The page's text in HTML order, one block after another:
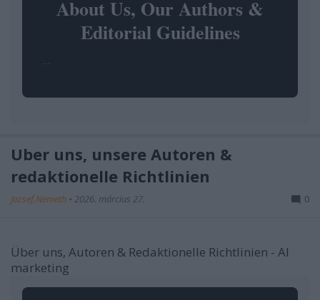
About Us, Our Authors &
Editorial Guidelines
Über uns, unsere Autoren &
redaktionelle Richtlinien
Jozsef.Nemeth • 2026. március 27. 0
Über uns, Autoren & Redaktionelle Richtlinien - AI
marketing